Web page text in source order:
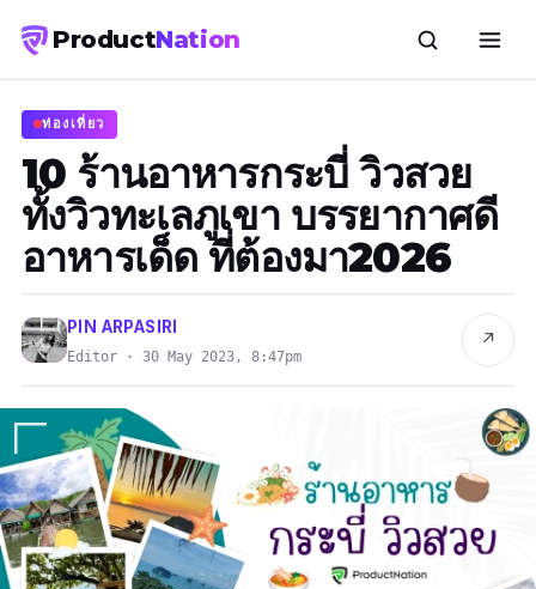
ProductNation
ท่องเที่ยว
10 ร้านอาหารกระบี่ วิวสวย
ทั้งวิวทะเลภูเขา บรรยากาศดี
อาหารเด็ด ที่ต้องมา2026
PIN ARPASIRI
Editor · 30 May 2023, 8:47pm
↗